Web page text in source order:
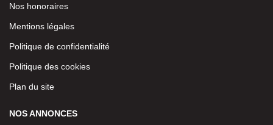
Nos honoraires
Mentions légales
Politique de confidentialité
Politique des cookies
Plan du site
NOS ANNONCES